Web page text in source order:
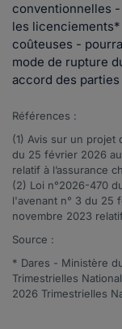
conventionnelles
les
coûteuses -
mode de rupture
accord des
Références :
(1) Avis sur un projet
du 25 février 2026
relatif à l’assurance
(2) Loi n°2026-470
l'avenant n° 3 du 25
novembre 2023
Source :
* Dares - Ministère
Trimestrielles
2026 Trimestrielles